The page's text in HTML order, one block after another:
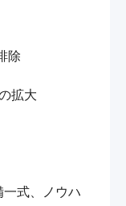
除
拡大
一式、ノウハ